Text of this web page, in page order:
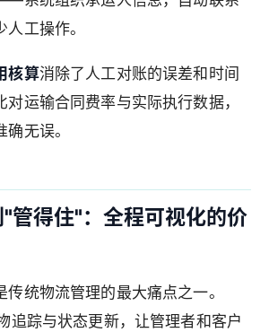
工操作。
核算消除了人工对账的误差和时间
对运输合同费率与实际执行数据，
无误。
管得住"：全程可视化的价
统物流管理的最大痛点之一。
追踪与状态更新，让管理者和客户